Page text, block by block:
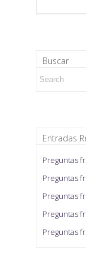
Buscar
Entradas
Preguntas
Preguntas
Preguntas
Preguntas
Preguntas